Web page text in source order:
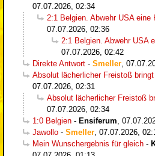
07.07.2026, 02:34
2:1 Belgien. Abwehr USA eine
07.07.2026, 02:36
2:1 Belgien. Abwehr USA
07.07.2026, 02:42
Direkte Antwort - Smeller
Absolut lächerlicher Freistoß
07.07.2026, 02:31
Absolut lächerlicher Freistoß
07.07.2026, 02:34
1:0 Belgien - Ensiferum
Jawollo - Smeller 07.07.2026,
Mein Wunschergebnis für gleich -